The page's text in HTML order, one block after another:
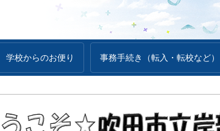
学校からのお便り 事務手続き（転入・転校など）